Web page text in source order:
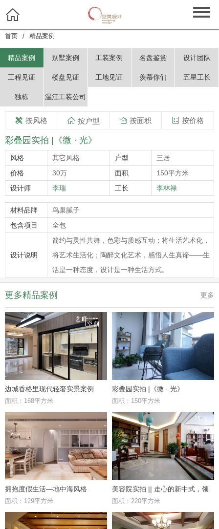

首页 / 精品案例
精品案例 别墅案例 工装案例 名盘鉴赏 设计团队
工程见证 楼盘见证 工地见证 羡慕你们 五星工长
独栋 温江工装公司
 按风格  按户型  按面积  按价格
彩叠园实拍 |《微 · 光》
风格 其它风格 户型
三居
价格
30万 面积
150平方米
设计师
李瑞 工长 李林禄
材料品牌
鸟巢腻子
包含项目
全包
设计说明
简约与灵性共舞，色彩与质感互动；将生活艺术化，
将艺术生活化；陶醉文化艺术，感悟人生真谛——生
活是一种态度，设计是一种生活方式。
更多精品案例 更多
边城香格里现代轻奢实景案例
面积：168平方米
彩叠园实拍 |《微 · 光》
面积：150平方米
拥抱度假生活—地中海风格
面积：129平方米
美容院实拍 || 走心的新中式，领
略其独特魅力
面积：220平方米